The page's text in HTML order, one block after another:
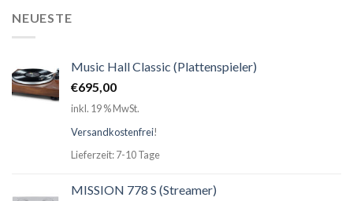
NEUESTE
Music Hall Classic (Plattenspieler)
€695,00
inkl. 19 % MwSt.
Versandkostenfrei!
Lieferzeit: 7-10 Tage
MISSION 778 S (Streamer)